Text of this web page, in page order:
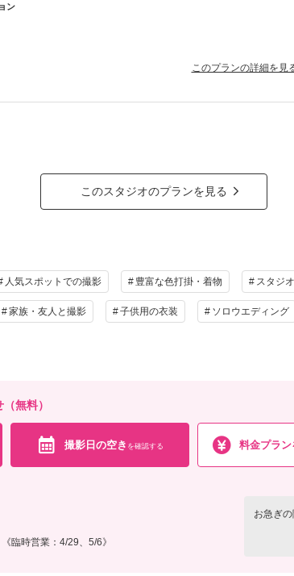
データ 10カット
食 挙式 家族と撮影
洋装時の靴レンタル、和装時のかつら（綿帽子・角隠しなど）をご希望
ン
このプランの詳細を見
典として通常より５万円オフ！衣装はどれでも追加料
食 挙式 家族と撮影
もの
このスタジオのプランを見る
人気スポットでの撮影 豊富な色打掛・着物 スタジ
家族・友人と撮影 子供用の衣装 ソロウエディング
無料）
撮影日の空き を確認する 料金プラン
臨時営業：4/29、5/6》
お急ぎ